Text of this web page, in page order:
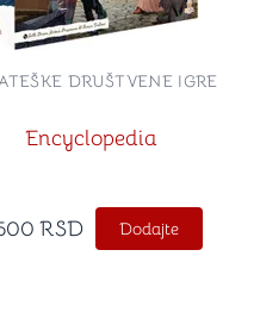
Encyclopedia
DRUŠTVENE IGRE
RSD Dodajte